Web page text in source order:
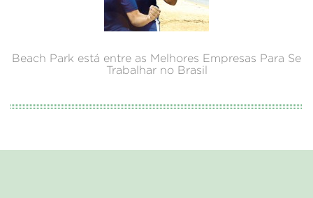
Beach Park está entre as Melhores Empresas Para Se
Trabalhar no Brasil